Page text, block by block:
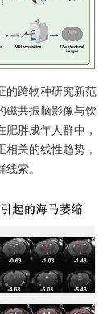
的跨物种研究新范
磁共振脑影像与饮
胖成年人群中，
关的线性趋势，
索。